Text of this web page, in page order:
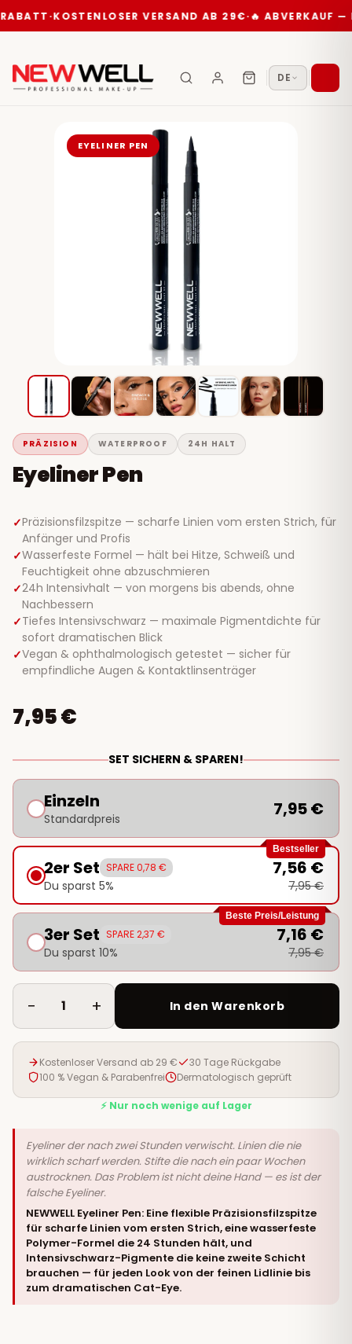
·KOSTENLOSER VERSAND AB 29€·🔥 ABVERKAUF — BIS
DE
EYELINER PEN
PRÄZISION WATERPROOF 24H HALT
Eyeliner Pen
Präzisionsfilzspitze — scharfe Linien vom ersten Strich, für
Anfänger und Profis
Wasserfeste Formel — hält bei Hitze, Schweiß und
Feuchtigkeit ohne abzuschmieren
24h Intensivhalt — von morgens bis abends, ohne
Nachbessern
Tiefes Intensivschwarz — maximale Pigmentdichte für
sofort dramatischen Blick
Vegan & ophthalmologisch getestet — sicher für
empfindliche Augen & Kontaktlinsenträger
7,95 €
SET SICHERN & SPAREN!
Einzeln
Standardpreis 7,95 €
Bestseller
2er Set SPARE 0,78 €
Du sparst 5%
7,56 €
7,95 €
Beste Preis/Leistung
3er Set SPARE 2,37 €
Du sparst 10%
7,16 €
7,95 €
− 1 + In den Warenkorb
Kostenloser Versand ab 29 €
30 Tage Rückgabe
100 % Vegan & Parabenfrei
Dermatologisch geprüft
⚡ Nur noch wenige auf Lager
Eyeliner der nach zwei Stunden verwischt. Linien die nie
wirklich scharf werden. Stifte die nach ein paar Wochen
austrocknen. Das Problem ist nicht deine Hand — es ist der
falsche Eyeliner.
NEWWELL Eyeliner Pen: Eine flexible Präzisionsfilzspitze
für scharfe Linien vom ersten Strich, eine wasserfeste
Polymer-Formel die 24 Stunden hält, und
Intensivschwarz-Pigmente die keine zweite Schicht
brauchen — für jeden Look von der feinen Lidlinie bis
zum dramatischen Cat-Eye.